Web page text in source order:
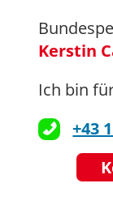
Kerstin
Ich bin
+43